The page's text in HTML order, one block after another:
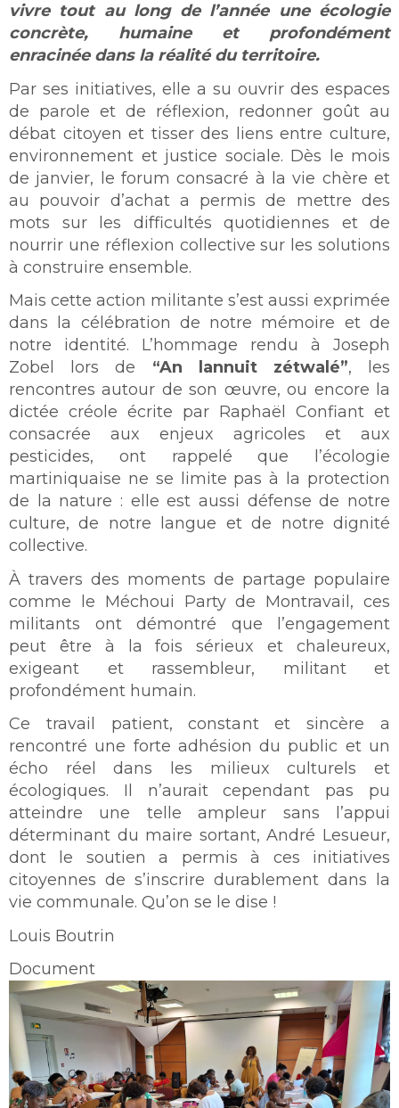
vivre tout au long de l’année une écologie
concrète, humaine et profondément
enracinée dans la réalité du territoire.
Par ses initiatives, elle a su ouvrir des espaces
de parole et de réflexion, redonner goût au
débat citoyen et tisser des liens entre culture,
environnement et justice sociale. Dès le mois
de janvier, le forum consacré à la vie chère et
au pouvoir d’achat a permis de mettre des
mots sur les difficultés quotidiennes et de
nourrir une réflexion collective sur les solutions
à construire ensemble.
Mais cette action militante s’est aussi exprimée
dans la célébration de notre mémoire et de
notre identité. L’hommage rendu à Joseph
Zobel lors de “An lannuit zétwalé”, les
rencontres autour de son œuvre, ou encore la
dictée créole écrite par Raphaël Confiant et
consacrée aux enjeux agricoles et aux
pesticides, ont rappelé que l’écologie
martiniquaise ne se limite pas à la protection
de la nature : elle est aussi défense de notre
culture, de notre langue et de notre dignité
collective.
À travers des moments de partage populaire
comme le Méchoui Party de Montravail, ces
militants ont démontré que l’engagement
peut être à la fois sérieux et chaleureux,
exigeant et rassembleur, militant et
profondément humain.
Ce travail patient, constant et sincère a
rencontré une forte adhésion du public et un
écho réel dans les milieux culturels et
écologiques. Il n’aurait cependant pas pu
atteindre une telle ampleur sans l’appui
déterminant du maire sortant, André Lesueur,
dont le soutien a permis à ces initiatives
citoyennes de s’inscrire durablement dans la
vie communale. Qu’on se le dise !
Louis Boutrin
Document
Image